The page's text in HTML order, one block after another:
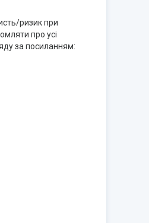
ризик при
про усі
за посиланням: